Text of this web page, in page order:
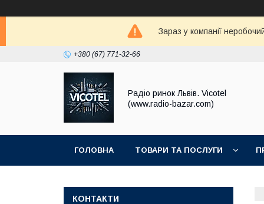
Зараз у компанії
+380 (67) 771-32-66
Радіо ринок Львів. Vicotel
(www.radio-bazar.com)
ГОЛОВНА ТОВАРИ ТА ПОСЛУГИ
КОНТАКТИ